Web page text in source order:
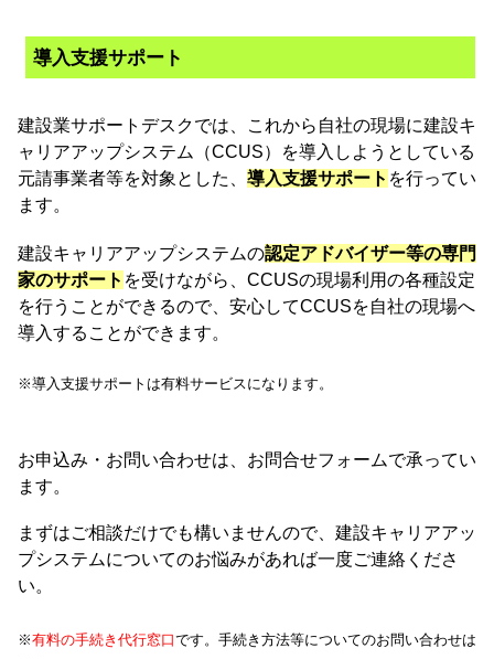
導入支援サポート
建設業サポートデスクでは、これから自社の現場に建設キ
ャリアアップシステム（CCUS）を導入しようとしている
元請事業者等を対象とした、 導入支援サポート を行ってい
ます。
建設キャリアアップシステムの認定アドバイザー等の専門
家のサポート を受けながら、CCUSの現場利用の各種設定
を行うことができるので、安心してCCUSを自社の現場へ
導入することができます。
※導入支援サポートは有料サービスになります。
お申込み・お問い合わせは、お問合せフォームで承ってい
ます。
まずはご相談だけでも構いませんので、建設キャリアアッ
プシステムについてのお悩みがあれば一度ご連絡くださ
い。
※有料の手続き代行窓口です。手続き方法等についてのお問い合わせは